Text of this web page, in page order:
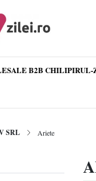
B2B
SRL Ariete